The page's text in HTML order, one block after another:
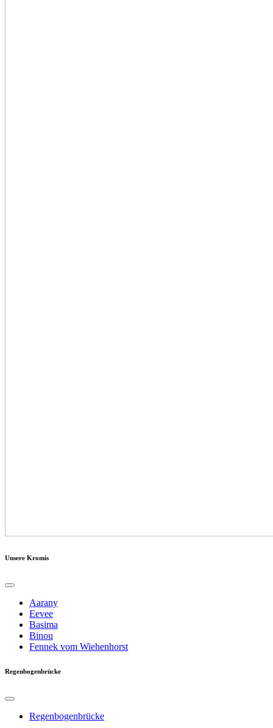
Unsere Kromis
Aarany
Eevee
Basima
Binou
Fennek vom Wiehenhorst
Regenbogenbrücke
Regenbogenbrücke